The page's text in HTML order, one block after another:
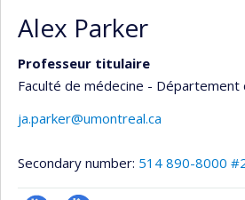
Alex Parker
Professeur titulaire
Faculté de médecine - Département
ja.parker@umontreal.ca
Secondary number: 514 890-8000